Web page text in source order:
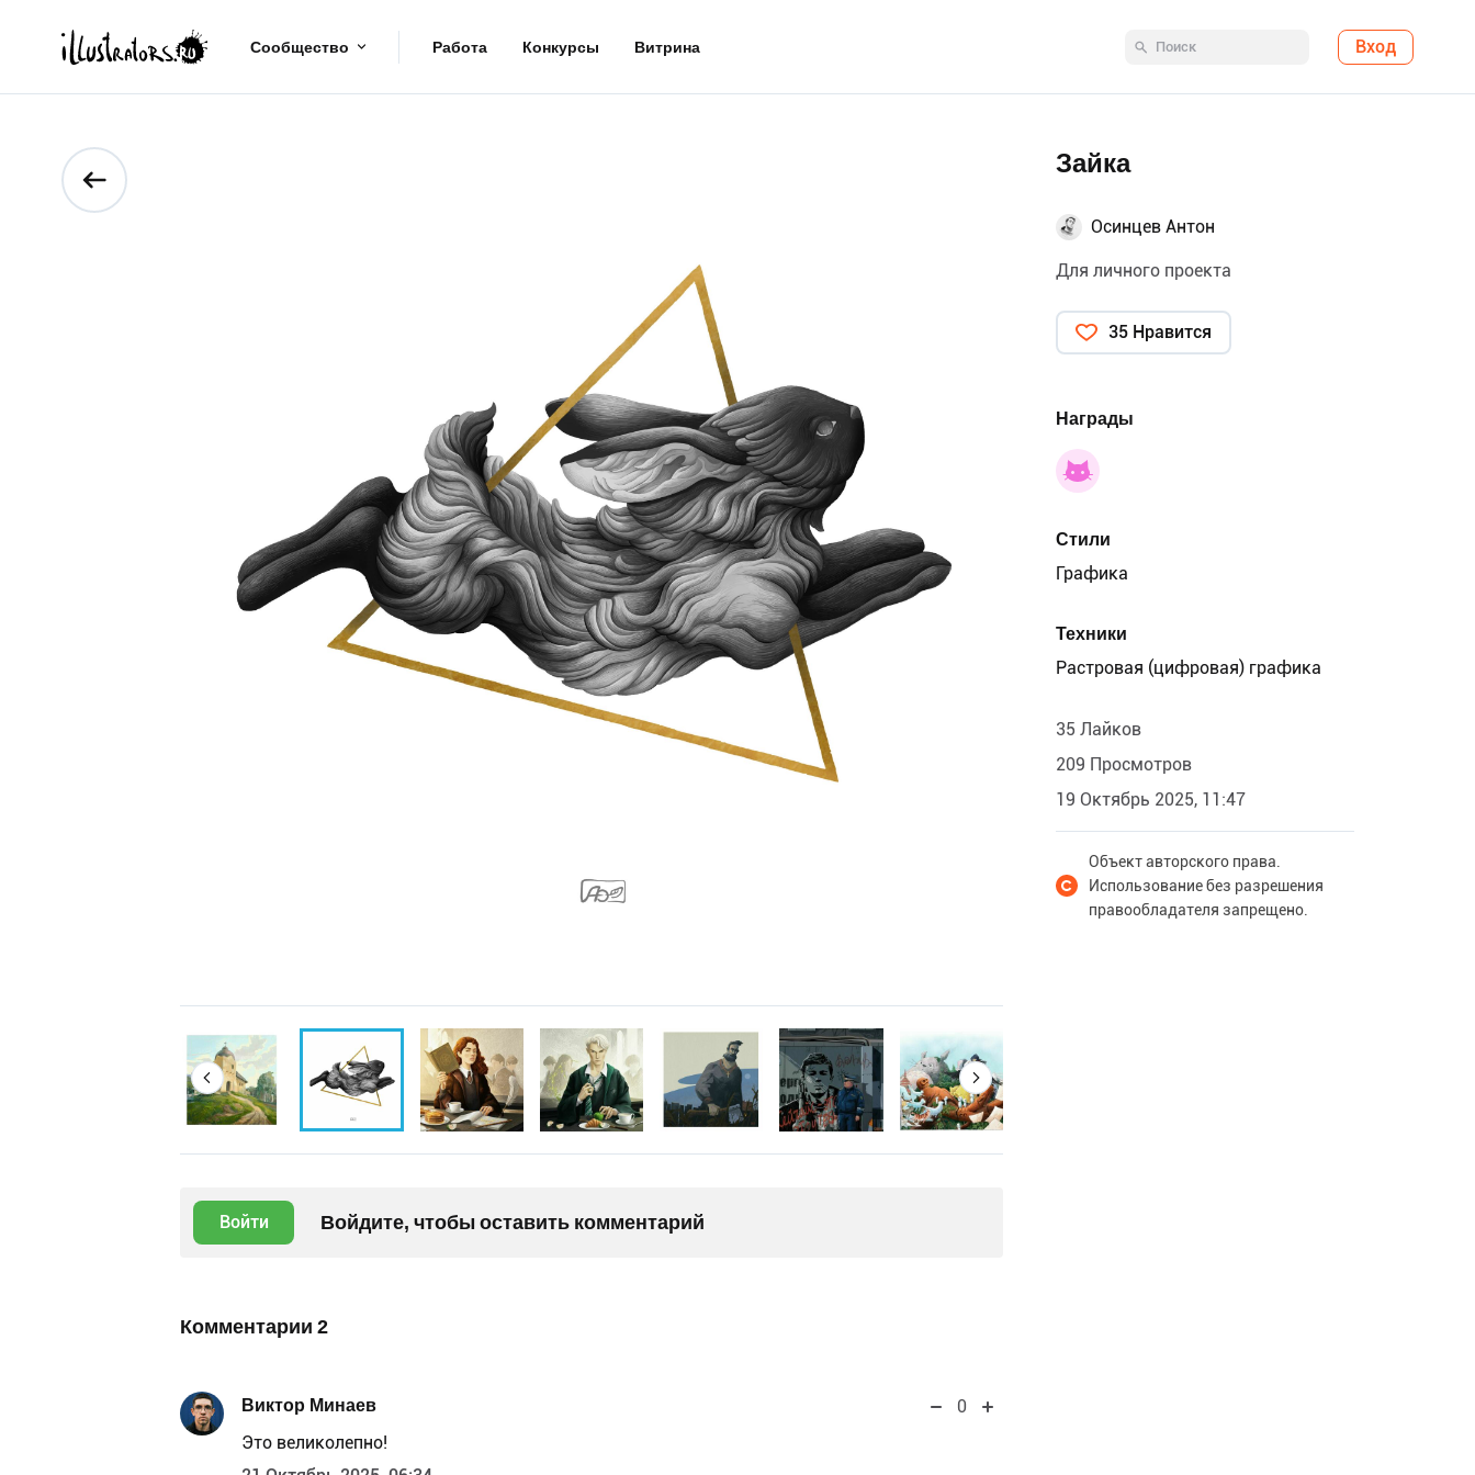
Сообщество Работа Конкурсы Витрина Вход
Войти Войдите, чтобы оставить комментарий
Комментарии 2
Виктор Минаев
0
Это великолепно!
Зайка
Осинцев Антон
Для личного проекта
35 Нравится
Награды
Стили
Графика
Техники
Растровая (цифровая) графика
35 Лайков
209 Просмотров
19 Октябрь 2025, 11:47
Объект авторского права.
Использование без разрешения
правообладателя запрещено.